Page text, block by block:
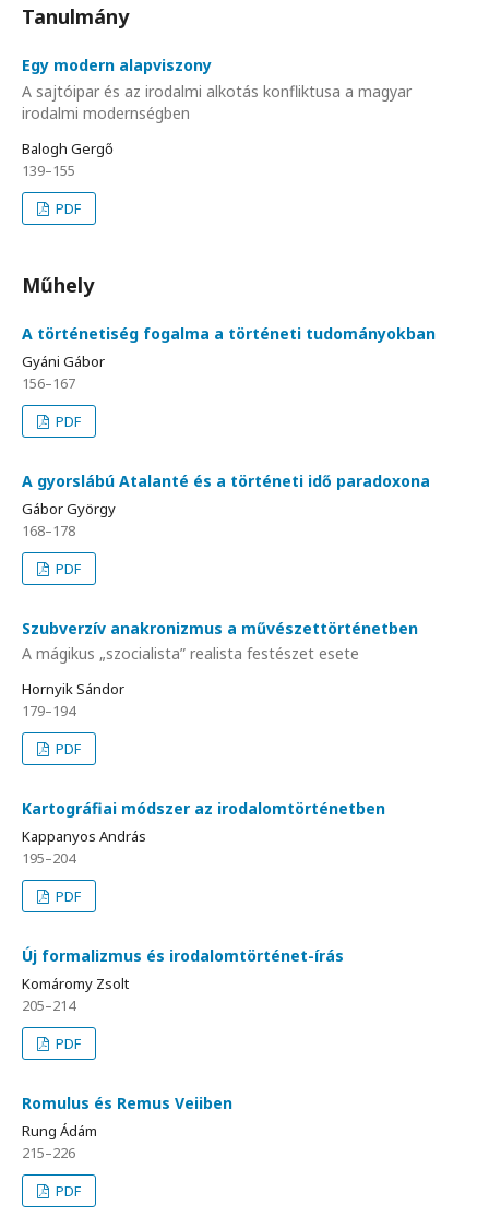
Tanulmány
Egy modern alapviszony
A sajtóipar és az irodalmi alkotás konfliktusa a magyar
irodalmi modernségben
Balogh Gergő
139–155
PDF
Műhely
A történetiség fogalma a történeti tudományokban
Gyáni Gábor
156–167
PDF
A gyorslábú Atalanté és a történeti idő paradoxona
Gábor György
168–178
PDF
Szubverzív anakronizmus a művészettörténetben
A mágikus „szocialista” realista festészet esete
Hornyik Sándor
179–194
PDF
Kartográfiai módszer az irodalomtörténetben
Kappanyos András
195–204
PDF
Új formalizmus és irodalomtörténet-írás
Komáromy Zsolt
205–214
PDF
Romulus és Remus Veiiben
Rung Ádám
215–226
PDF